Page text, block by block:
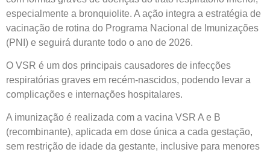
especialmente a bronquiolite. A ação integra a estratégia de
vacinação de rotina do Programa Nacional de Imunizações
(PNI) e seguirá durante todo o ano de 2026.
O VSR é um dos principais causadores de infecções
respiratórias graves em recém-nascidos, podendo levar a
complicações e internações hospitalares.
A imunização é realizada com a vacina VSR A e B
(recombinante), aplicada em dose única a cada gestação,
sem restrição de idade da gestante, inclusive para menores